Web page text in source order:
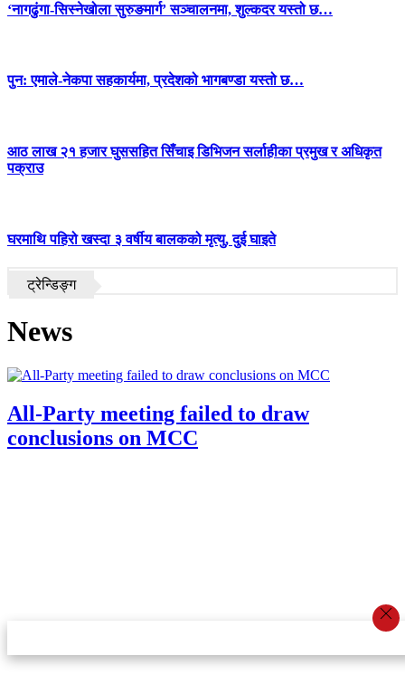
‘नागढुंगा-सिस्नेखोला सुरुङमार्ग’ सञ्चालनमा, शुल्कदर यस्तो छ…
पुन: एमाले-नेकपा सहकार्यमा, प्रदेशको भागबण्डा यस्तो छ…
आठ लाख २१ हजार घुससहित सिँचाइ डिभिजन सर्लाहीका प्रमुख र अधिकृत
पक्राउ
घरमाथि पहिरो खस्दा ३ वर्षीय बालकको मृत्यु, दुई घाइते
ट्रेन्डिङ्ग
News
All-Party meeting failed to draw
conclusions on MCC